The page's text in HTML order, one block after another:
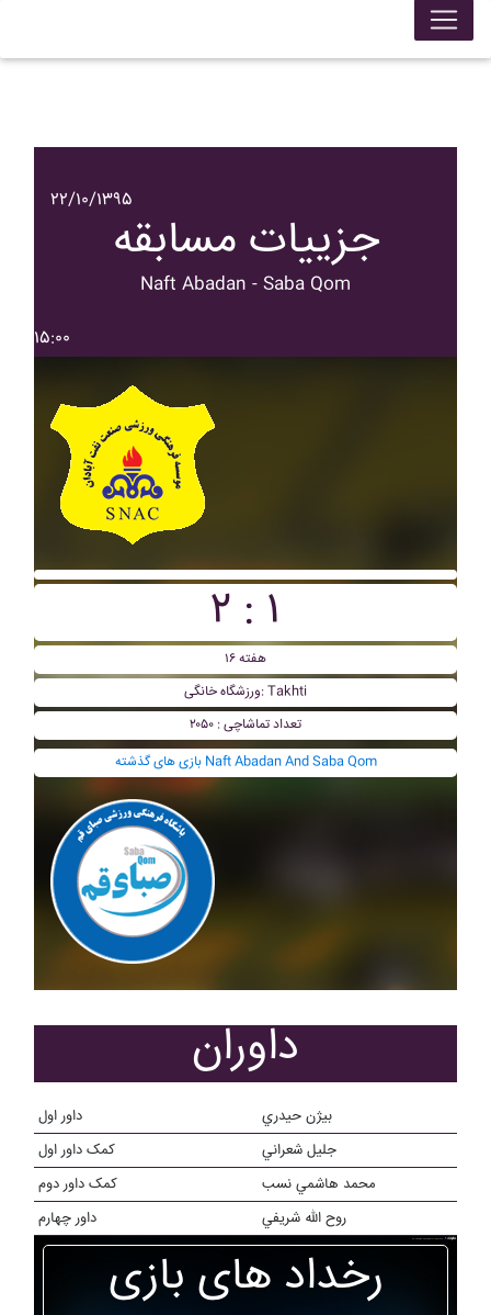
۲۲/۱۰/۱۳۹۵
جزییات مسابقه
Naft Abadan - Saba Qom
۱۵:۰۰
۲ : ۱
هفته ۱۶
ورزشگاه خانگی: Takhti
تعداد تماشاچی : ۲۰۵۰
بازی های گذشته Naft Abadan And Saba Qom
داوران
داور اول
بيژن حيدري
کمک داور اول
جليل شعراني
کمک داور دوم
محمد هاشمي نسب
داور چهارم
روح الله شريفي
رخداد های بازی